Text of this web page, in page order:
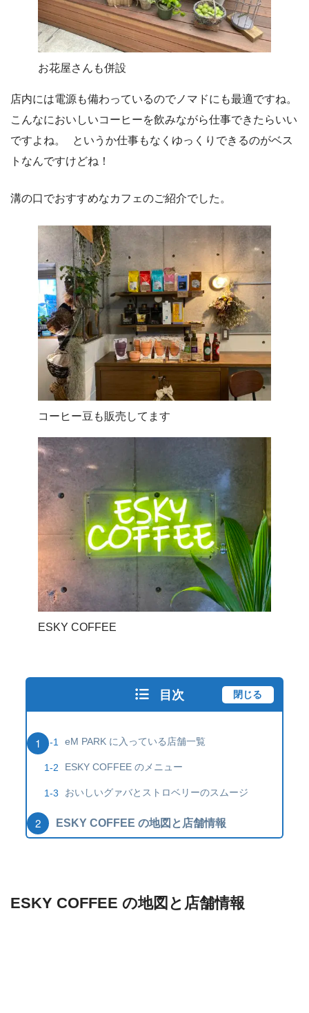
お花屋さんも併設
店内には電源も備わっているのでノマドにも最適ですね。
こんなにおいしいコーヒーを飲みながら仕事できたらいい
ですよね。 というか仕事もなくゆっくりできるのがベス
トなんですけどね！
溝の口でおすすめなカフェのご紹介でした。
コーヒー豆も販売してます
ESKY COFFEE
目次 閉じる
eM PARK に入っている店舗一覧
ESKY COFFEE のメニュー
おいしいグァバとストロベリーのスムージ
ESKY COFFEE の地図と店舗情報
ESKY COFFEE の地図と店舗情報